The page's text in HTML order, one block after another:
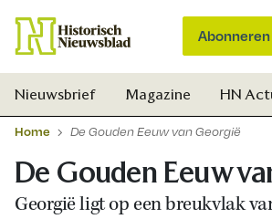
Abonneren
Nieuwsbrief Magazine HN
Home De Gouden Eeuw van Georgië
De Gouden Eeuw
Georgië ligt op een breukvlak